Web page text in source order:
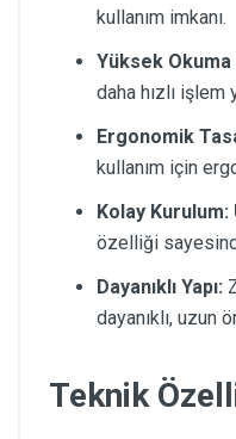
kullanım imkanı.
Yüksek Okuma
daha hızlı işlem
Ergonomik
kullanım için
Kolay Kurulum:
özelliği
Dayanıklı Yapı:
dayanıklı, uzun
Teknik